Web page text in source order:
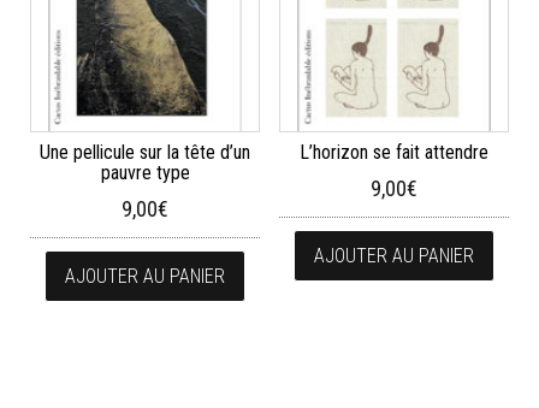
Une pellicule sur la tête d’un
pauvre type
9,00€
AJOUTER AU PANIER
L’horizon se fait attendre
9,00€
AJOUTER AU PANIER